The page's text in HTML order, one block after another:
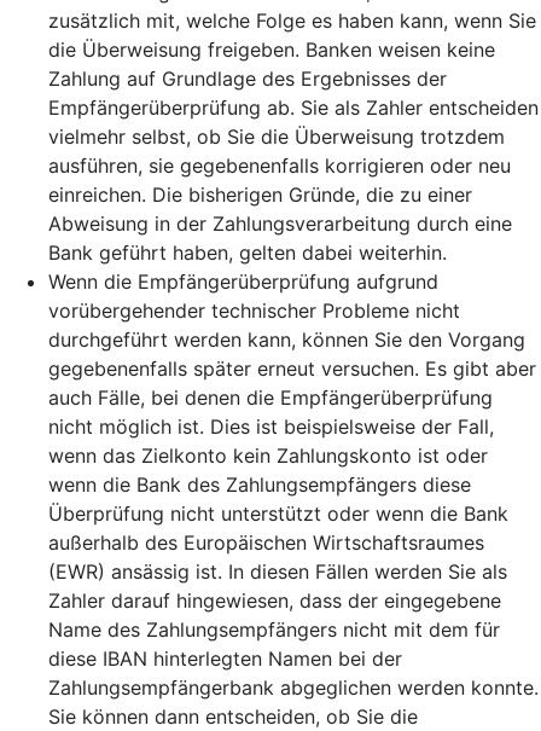
zusätzlich mit, welche Folge es haben kann, wenn Sie
die Überweisung freigeben. Banken weisen keine
Zahlung auf Grundlage des Ergebnisses der
Empfängerüberprüfung ab. Sie als Zahler entscheiden
vielmehr selbst, ob Sie die Überweisung trotzdem
ausführen, sie gegebenenfalls korrigieren oder neu
einreichen. Die bisherigen Gründe, die zu einer
Abweisung in der Zahlungsverarbeitung durch eine
Bank geführt haben, gelten dabei weiterhin.
Wenn die Empfängerüberprüfung aufgrund
vorübergehender technischer Probleme nicht
durchgeführt werden kann, können Sie den Vorgang
gegebenenfalls später erneut versuchen. Es gibt aber
auch Fälle, bei denen die Empfängerüberprüfung
nicht möglich ist. Dies ist beispielsweise der Fall,
wenn das Zielkonto kein Zahlungskonto ist oder
wenn die Bank des Zahlungsempfängers diese
Überprüfung nicht unterstützt oder wenn die Bank
außerhalb des Europäischen Wirtschaftsraumes
(EWR) ansässig ist. In diesen Fällen werden Sie als
Zahler darauf hingewiesen, dass der eingegebene
Name des Zahlungsempfängers nicht mit dem für
diese IBAN hinterlegten Namen bei der
Zahlungsempfängerbank abgeglichen werden konnte.
Sie können dann entscheiden, ob Sie die